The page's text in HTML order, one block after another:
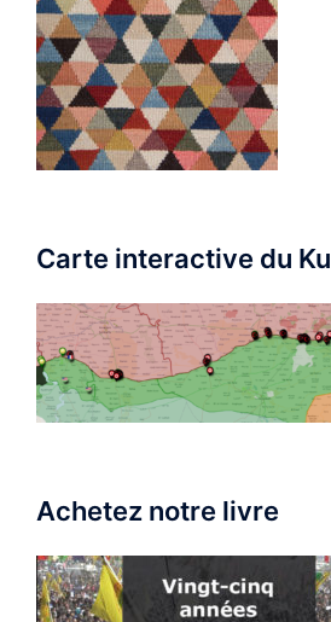
Carte interactive du
Achetez notre livre